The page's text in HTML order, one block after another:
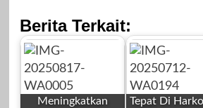
Berita Terkait:
Meningkatkan
Tepat Di